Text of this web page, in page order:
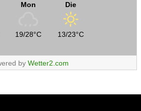
Mon
19/28°C
Die
13/23°C
by Wetter2.com